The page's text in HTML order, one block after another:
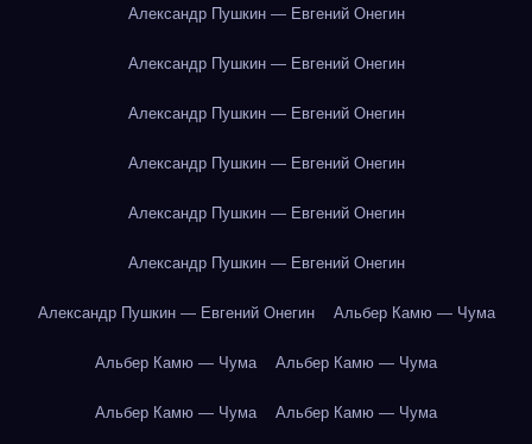
Александр Пушкин — Евгений Онегин
Александр Пушкин — Евгений Онегин
Александр Пушкин — Евгений Онегин
Александр Пушкин — Евгений Онегин
Александр Пушкин — Евгений Онегин
Александр Пушкин — Евгений Онегин
Александр Пушкин — Евгений Онегин Альбер Камю — Чума
Альбер Камю — Чума Альбер Камю — Чума
Альбер Камю — Чума Альбер Камю — Чума